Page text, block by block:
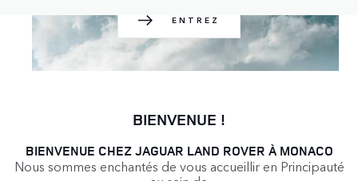
ENTREZ
BIENVENUE !
BIENVENUE CHEZ JAGUAR LAND ROVER À MONACO
Nous sommes enchantés de vous accueillir en Principauté